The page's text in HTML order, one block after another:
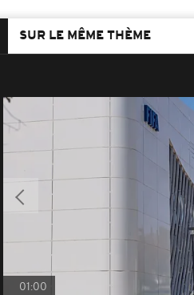
SUR LE MÊME THÈME
01:00